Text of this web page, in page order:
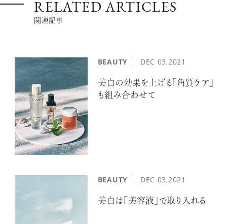
RELATED ARTICLES
関連記事
BEAUTY DEC 03,2021
美白の効果を上げる「角質ケア」
も組み合わせて
BEAUTY DEC 03,2021
美白は「美容液」で取り入れる